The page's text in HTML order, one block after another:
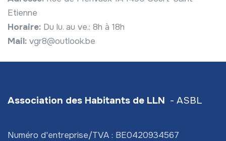
Etienne
Horaire: Du lu. au ve.: 8h à 18h
Mail: vgr8@outlook.be
Association des Habitants de LLN - ASBL
Numéro d'entreprise/TVA : BE0420934567